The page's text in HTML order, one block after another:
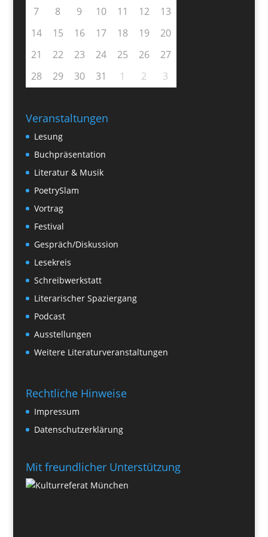
7 8 9 10 11 12
13
14
15 16 17 18 19
20
21
22 23 24 25 26
27
28
29 30 31 1 2 3
Veranstaltungen
Lesung
Buchpräsentation
Literatur & Musik
PoetrySlam
Vortrag
Festival
Gespräch/Diskussion
Lesekreis
Schreibwerkstatt
Literarischer Spaziergang
Podcast
Ausstellungen
Weitere Literaturveranstaltungen
Rechtliche Hinweise
Impressum
Datenschutzerklärung
Mit freundlicher Unterstützung